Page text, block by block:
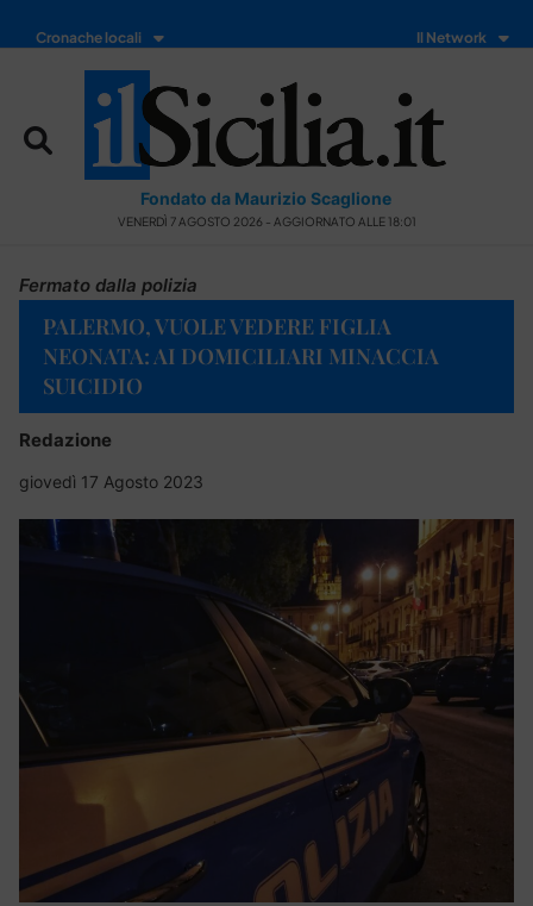
Cronache locali Il Network
Fondato da Maurizio Scaglione
VENERDÌ 7 AGOSTO 2026 - AGGIORNATO ALLE 18:01
Fermato dalla polizia
PALERMO, VUOLE VEDERE FIGLIA
NEONATA: AI DOMICILIARI MINACCIA
SUICIDIO
Redazione
giovedì 17 Agosto 2023